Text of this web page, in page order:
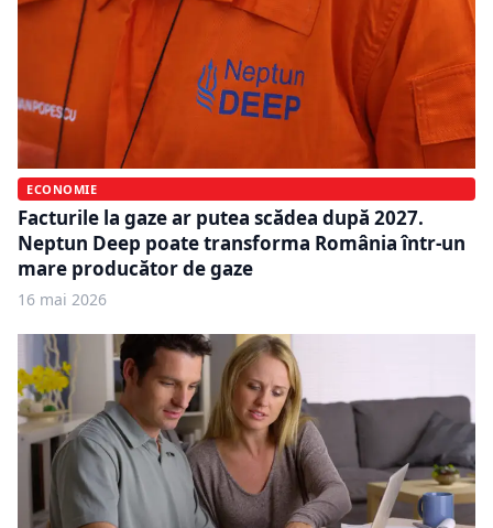
ECONOMIE
Facturile la gaze ar putea scădea după 2027.
Neptun Deep poate transforma România într-un
mare producător de gaze
16 mai 2026